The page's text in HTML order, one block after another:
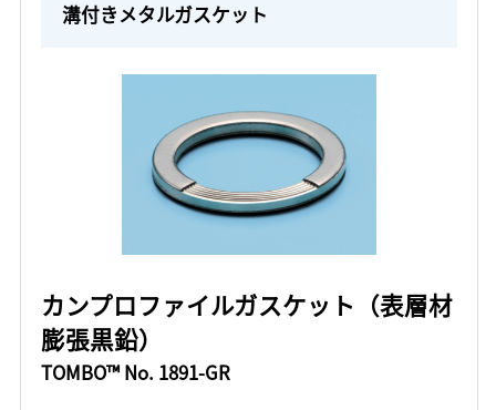
溝付きメタルガスケット
カンプロファイルガスケット（表層材
膨張黒鉛）
TOMBO™ No. 1891-GR